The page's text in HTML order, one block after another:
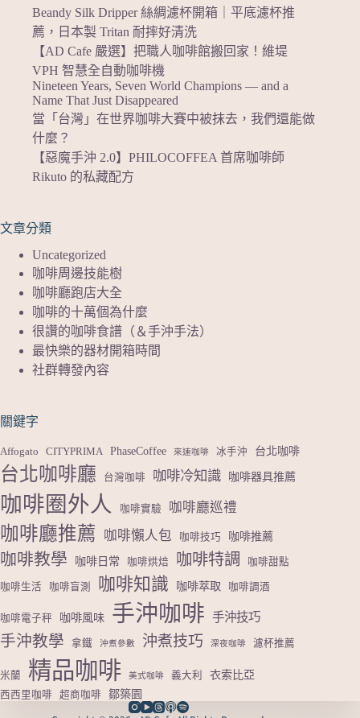
Beandy Silk Dripper 絲綢濾杯開箱｜平底濾杯推
薦，日本製 Tritan 耐摔好清洗
【AD Cafe 嚴選】把職人咖啡館搬回家！維堤
VPH 智慧全自動咖啡機
Nineteen Years, Seven World Champions — and a
Name That Just Disappeared
當「台灣」在世界咖啡大賽中被抹去，我們還能做
什麼？
【惡魔手沖 2.0】PHILOCOFFEA 首席咖啡師
Rikuto 的私藏配方
文章分類
Uncategorized
咖啡周邊技能樹
咖啡廳跑店大全
咖啡的十萬個為什麼
很讚的咖啡食譜（＆手沖手法）
最快樂的器材開箱時間
社群轉發內容
關鍵字
Affogato CITYPRIMA PhaseCoffee 來速咖啡 冰手沖 台北咖啡
台北咖啡廳 台灣咖啡 咖啡冷知識 咖啡器具推薦
咖啡圈外人 咖啡實驗 咖啡廳巡禮
咖啡廳推薦 咖啡懶人包 咖啡技巧 咖啡推薦
咖啡教學 咖啡日常 咖啡烘焙 咖啡特調 咖啡甜點
咖啡生活 咖啡盲測 咖啡知識 咖啡萃取 咖啡調酒
咖啡電子秤 咖啡風味 手沖咖啡 手沖技巧
手沖教學 拿鐵 沖煮參數 沖煮技巧 深夜咖啡 濾杯推薦
米蘭 精品咖啡 美式咖啡 義大利 衣索比亞
西西里咖啡 超商咖啡 鄒築園